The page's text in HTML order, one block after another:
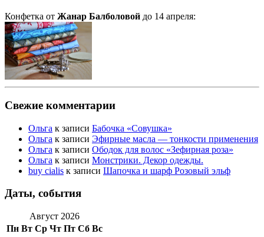
Конфетка от Жанар Балболовой до 14 апреля:
Свежие комментарии
Ольга к записи Бабочка «Совушка»
Ольга к записи Эфирные масла — тонкости применения
Ольга к записи Ободок для волос «Зефирная роза»
Ольга к записи Монстрики. Декор одежды.
buy cialis к записи Шапочка и шарф Розовый эльф
Даты, события
Август 2026
Пн Вт Ср Чт Пт Сб Вс